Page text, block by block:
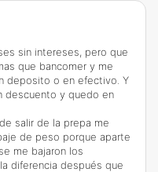
sin intereses, pero que
que bancomer y me
deposito o en efectivo. Y
descuento y quedo en
salir de la prepa me
de peso porque aparte
me bajaron los
diferencia después que